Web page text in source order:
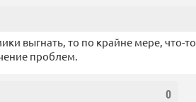
выгнать, то по крайне мере, что-то
проблем.
0